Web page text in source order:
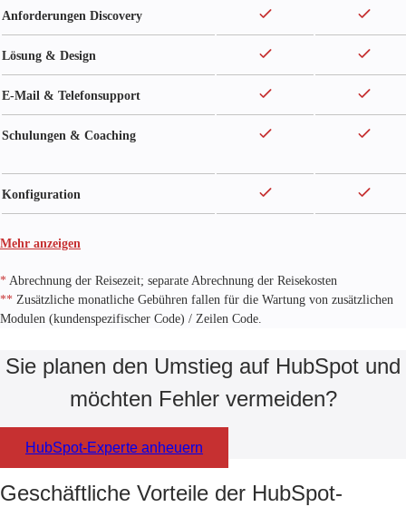
Anforderungen Discovery
Lösung & Design
E-Mail & Telefonsupport
Schulungen & Coaching
Konfiguration
Mehr anzeigen
* Abrechnung der Reisezeit; separate Abrechnung der Reisekosten
** Zusätzliche monatliche Gebühren fallen für die Wartung von zusätzlichen
Modulen (kundenspezifischer Code) / Zeilen Code.
Sie planen den Umstieg auf HubSpot und
möchten Fehler vermeiden?
HubSpot-Experte anheuern
Geschäftliche Vorteile der HubSpot-